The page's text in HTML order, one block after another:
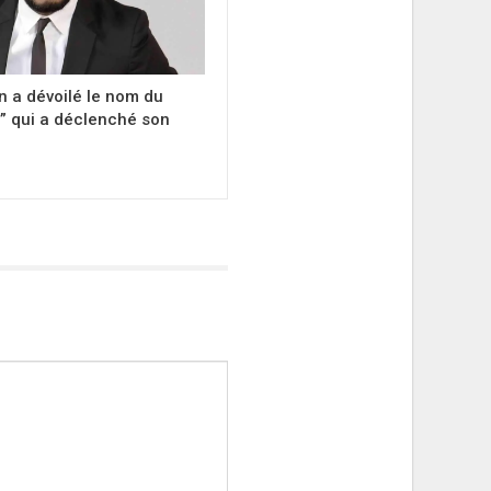
a dévoilé le nom du
qui a déclenché son